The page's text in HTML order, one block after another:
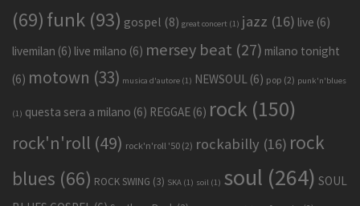
(69) funk (93) gospel (8) great concert (1) jazz (16) live (6)
livemilan (6) live milano (6) mersey beat (27) milano tonight
(6) motown (33) musica d'autore (1) NEWSOUL (6) pop (2) punk'n'blues
(1) questa sera a milano (6) REGGAE (6) rock (150)
rock'n'roll (49) rock'n'roll '50 (2) rockabilly (16) rock
blues (66) ROCK SWING (3) SKA (1) soil (1) soul (264) SOUL